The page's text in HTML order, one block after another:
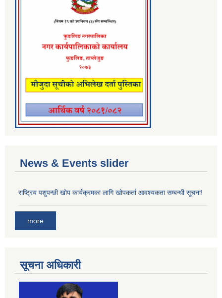
News & Events slider
राष्ट्रिय पशुपन्छी खोप कार्यक्रमका लागि खोपकर्ता आवश्यकता सम्बन्धी सूचना!
more
सूचना अधिकारी